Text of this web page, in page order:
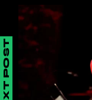
NEXT POST